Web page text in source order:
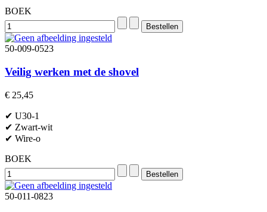
BOEK
50-009-0523
Veilig werken met de shovel
€ 25,45
✔ U30-1
✔ Zwart-wit
✔ Wire-o
BOEK
50-011-0823